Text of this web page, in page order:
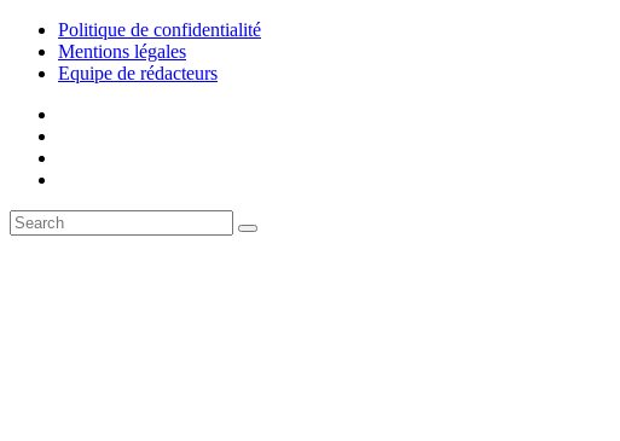
Politique de confidentialité
Mentions légales
Equipe de rédacteurs